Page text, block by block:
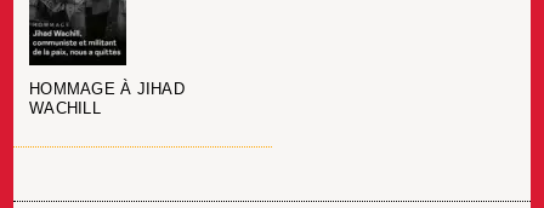
HOMMAGE À JIHAD
WACHILL